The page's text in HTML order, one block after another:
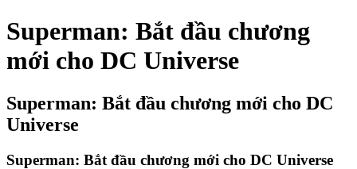
Superman: Bắt đầu chương
mới cho DC Universe
Superman: Bắt đầu chương mới cho DC
Universe
Superman: Bắt đầu chương mới cho DC Universe